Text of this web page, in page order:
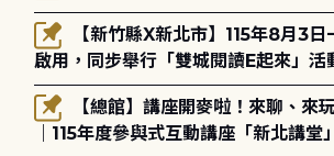
啟用，同步舉行「雙城閱讀E起來」活
躍參加(115年8月3日至10月4日)。
｜115年度參與式互動講座「新北講堂